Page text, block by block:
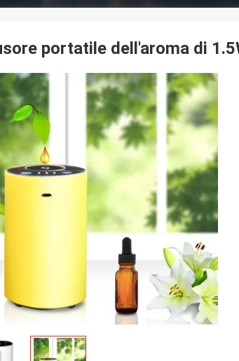
portatile dell'aroma di